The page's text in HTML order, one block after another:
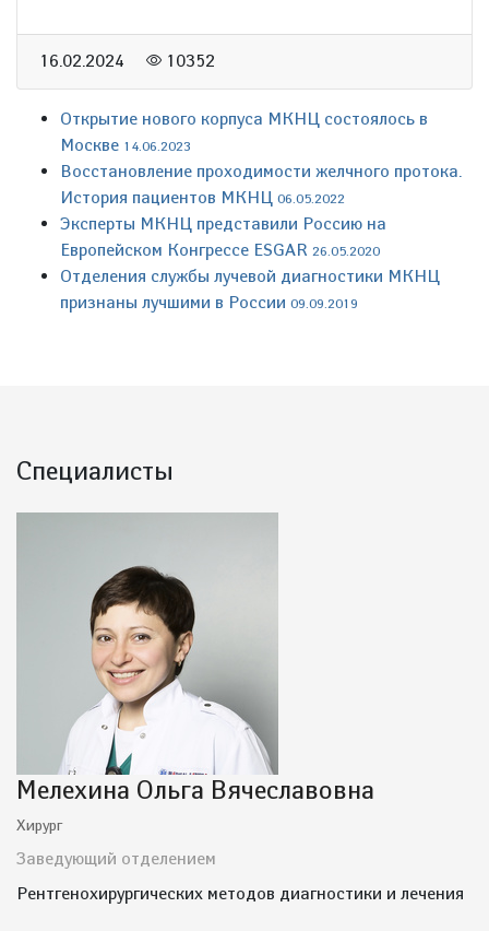
16.02.2024 10352
Открытие нового корпуса МКНЦ состоялось в
Москве 14.06.2023
Восстановление проходимости желчного протока.
История пациентов МКНЦ 06.05.2022
Эксперты МКНЦ представили Россию на
Европейском Конгрессе ESGAR 26.05.2020
Отделения службы лучевой диагностики МКНЦ
признаны лучшими в России 09.09.2019
Специалисты
Мелехина Ольга Вячеславовна
Хирург
Заведующий отделением
Рентгенохирургических методов диагностики и лечения